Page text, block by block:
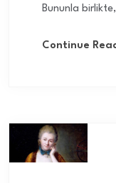
Bununla
Continue